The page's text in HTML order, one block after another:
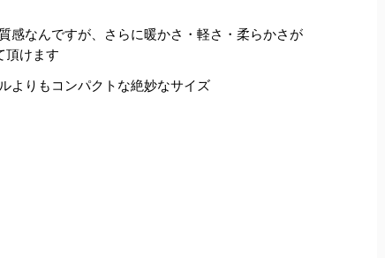
感なんですが、さらに暖かさ・軽さ・柔らかさが
頂けます
よりもコンパクトな絶妙なサイズ